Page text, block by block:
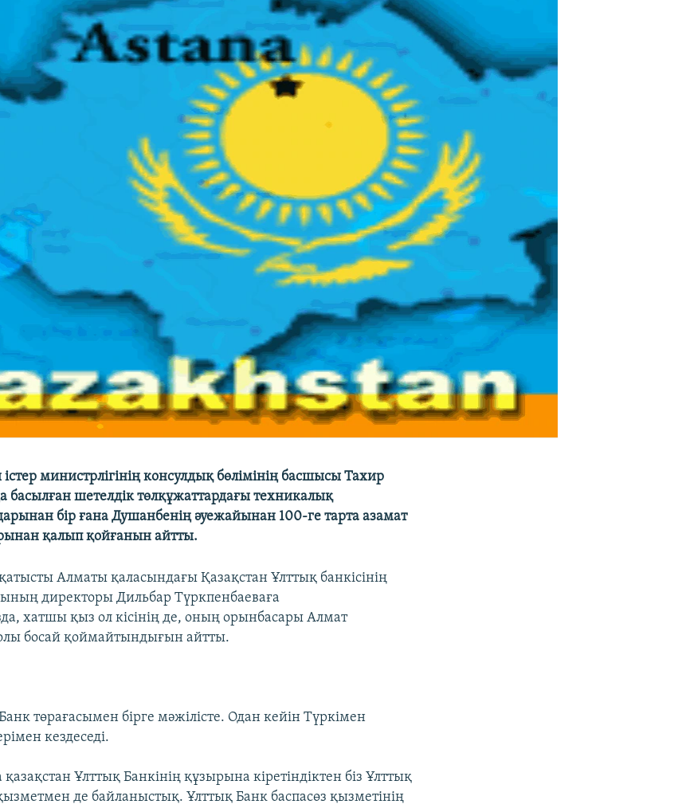
министрлігінің консулдық бөлімінің басшысы Тахир
басылған шетелдік төлқұжаттардағы техникалық
бір ғана Душанбенің әуежайынан 100-ге тарта азамат
қалып қойғанын айтты.
Алматы қаласындағы Қазақстан Ұлттық банкісінің
директоры Дильбар Түркпенбаеваға
хатшы қыз ол кісінің де, оның орынбасары Алмат
босай қоймайтындығын айтты.
төрағасымен бірге мәжілісте. Одан кейін Түркімен
кездеседі.
Ұлттық Банкінің құзырына кіретіндіктен біз Ұлттық
де байланыстық. Ұлттық Банк баспасөз қызметінің